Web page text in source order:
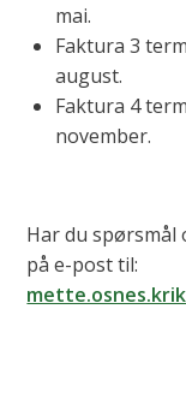
mai.
Faktura 3
august.
Faktura 4
november.
Har du spørsmål
på e-post til: